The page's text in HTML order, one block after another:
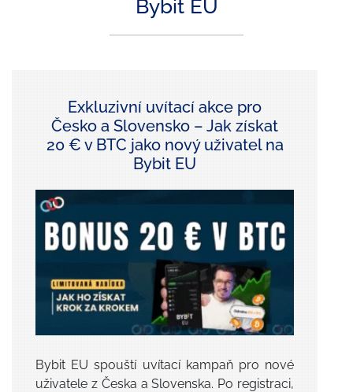
Bybit EU
Exkluzivní uvítací akce pro
Česko a Slovensko – Jak získat
20 € v BTC jako nový uživatel na
Bybit EU
Bybit EU spouští uvítací kampaň pro nové
uživatele z Česka a Slovenska. Po registraci,